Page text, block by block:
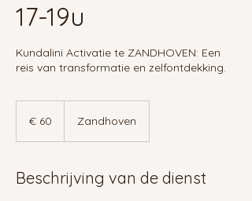
17-19u
Kundalini Activatie te ZANDHOVEN: Een
reis van transformatie en zelfontdekking.
€ 60 Zandhoven
Beschrijving van de dienst